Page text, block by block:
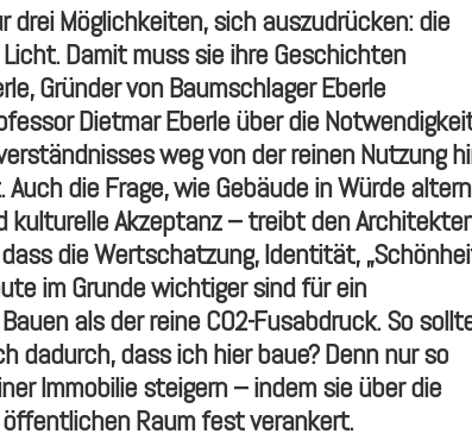
drei Möglichkeiten, sich auszudrücken: die
Damit muss sie ihre Geschichten
Gründer von Baumschlager Eberle
Dietmar Eberleüberdie
weg von der reinen Nutzung
die Frage, wie Gebäude in Würde altern
kulturelle Akzeptanz – treibt den
die Wertschatzung, Identität, „Schö
im Grunde wichtiger sind für ein
als der reine CO2-Fusabdruck. So
dadurch, dass ich hier baue? Denn nur so
Immobilie steigern – indem sieüber die
öffentlichen Raum fest verankert.